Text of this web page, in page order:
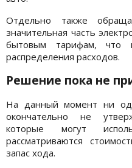
Отдельно также
значительная часть
бытовым тарифам, что
распределения расходов.
Решение пока не
На данный момент ни
окончательно не
которые могут
рассматриваются
запас хода.